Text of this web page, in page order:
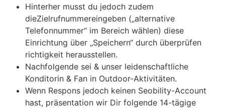
Hinterher musst du jedoch zudem
dieZielrufnummereingeben („alternative
Telefonnummer“ im Bereich wählen) diese
Einrichtung über „Speichern“ durch überprüfen
richtigkeit herausstellen.
Nachfolgende sei & unser leidenschaftliche
Konditorin & Fan in Outdoor-Aktivitäten.
Wenn Respons jedoch keinen Seobility-Account
hast, präsentation wir Dir folgende 14-tägige